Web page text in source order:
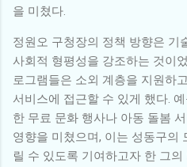
을 미쳤다.
정원오 구청장의 정책 방향은 기
사회적 형평성을 강조하는 것이
로그램들은 소외 계층을 지원하
서비스에 접근할 수 있게 했다.
한 무료 문화 행사나 아동 돌봄
영향을 미쳤으며, 이는 성동구의
릴 수 있도록 기여하고자 한 그의